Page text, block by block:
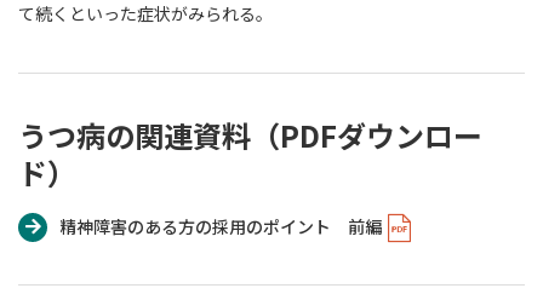
て続くといった症状がみられる。
うつ病の関連資料（PDFダウンロー
ド）
精神障害のある方の採用のポイント 前編